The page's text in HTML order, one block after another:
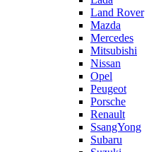
Land Rover
Mazda
Mercedes
Mitsubishi
Nissan
Opel
Peugeot
Porsche
Renault
SsangYong
Subaru